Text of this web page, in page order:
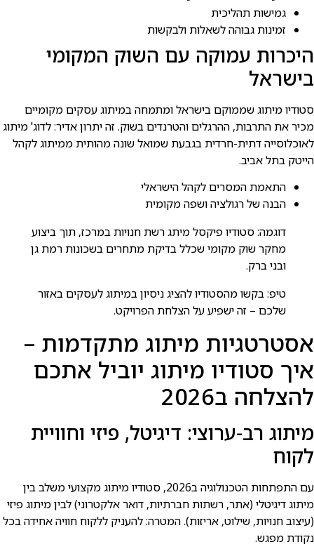
גמישות תהליכית
זמינות גבוהה לשאלות ולבקשות
היכרות עמוקה עם השוק המקומי
בישראל
סטודיו מיתוג שממוקם בישראל ומתמחה במיתוג עסקים מקומיים
מכיר את התרבות, ההרגלים והטרנדים בשוק. זה יתרון אדיר: לדוג' מיתוג
לאוכלוסייה דתית-חרדית בגבעת שמואל שונה מהותית ממיתוג לקהל
הייטק בתל אביב.
התאמת המסרים לקהל הישראלי
הבנה של רגולציה ושפה מקומית
דוגמה: סטודיו פיקסל מיתג רשת חנויות במרכז, תוך ביצוע
מחקר שוק מקומי שכלל בדיקת מתחרים בשכונות רמת גן
ובני ברק.
טיפ: בקשו מהסטודיו להציג ניסיון במיתוג לעסקים באזור
שלכם – זה ישפיע על הצלחת הפרויקט.
אסטרטגיות מיתוג מתקדמות –
איך סטודיו מיתוג יוביל אתכם
להצלחה ב2026
מיתוג רב-ערוצי: דיגיטל, פיזי וחוויית
לקוח
עם התפתחות הטכנולוגיה ב2026, סטודיו מיתוג מקצועי משלב בין
מיתוג דיגיטלי (אתר, רשתות חברתיות, דואר אלקטרוני) לבין מיתוג פיזי
(עיצוב חנויות, שילוט, אריזות). המטרה: להעניק ללקוח חוויה אחידה בכל
נקודת מפגש.